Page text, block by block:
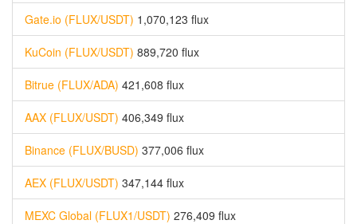
Gate.io (FLUX/USDT) 1,070,123 flux
KuCoin (FLUX/USDT) 889,720 flux
Bitrue (FLUX/ADA) 421,608 flux
AAX (FLUX/USDT) 406,349 flux
Binance (FLUX/BUSD) 377,006 flux
AEX (FLUX/USDT) 347,144 flux
MEXC Global (FLUX1/USDT) 276,409 flux